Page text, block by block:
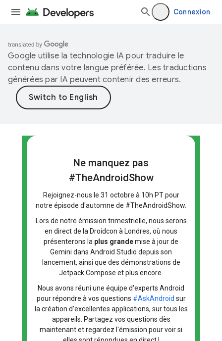
Connexion
Google utilise la technologie IA pour traduire le
contenu dans votre langue préférée. Les traductions
générées par IA peuvent contenir des erreurs.